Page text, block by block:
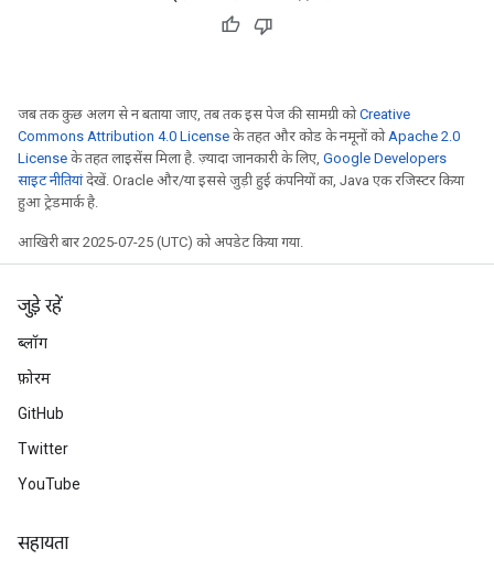
जब तक कुछ अलग से न बताया जाए, तब तक इस पेज की सामग्री कोCreative
Commons Attribution 4.0 License के तहत और कोड के नमूनों को Apache 2.0
License के तहत लाइसेंस मिला है. ज़्यादा जानकारी के लिए, Google Developers
साइट नीतियांदेखें. Oracle और/या इससे जुड़ी हुई कंपनियों का, Java एक रजिस्टर किया
हुआ ट्रेडमार्क है.
आखिरी बार 2025-07-25 (UTC) को अपडेट किया गया.
जुड़े रहें
ब्लॉग
फ़ोरम
GitHub
Twitter
YouTube
सहायता